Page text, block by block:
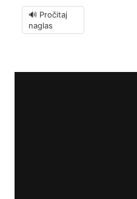
🔊 Pročitaj
naglas